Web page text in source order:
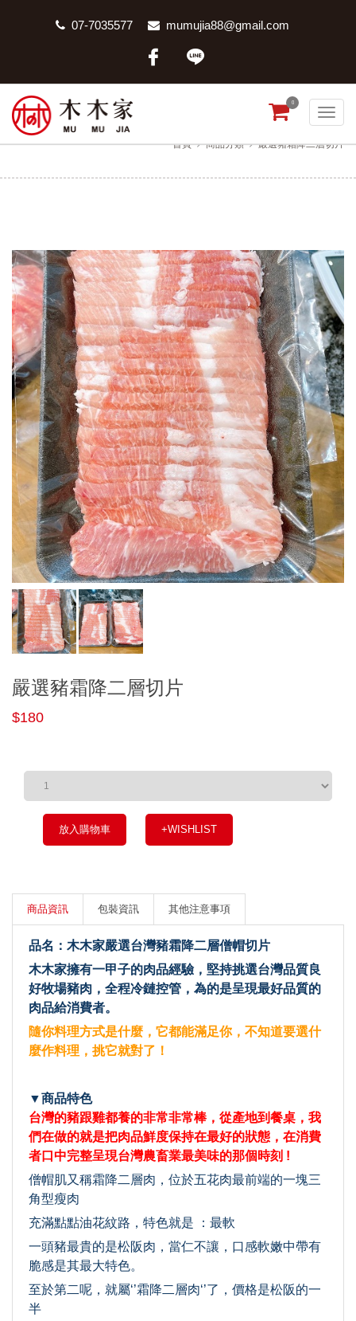
07-7035577 mumujia88@gmail.com
0
嚴選豬霜降二層切片
首頁 商品分類 嚴選豬霜降二層切片
嚴選豬霜降二層切片
$180
放入購物車 +WISHLIST
商品資訊 包裝資訊 其他注意事項
品名：木木家嚴選台灣豬霜降二層僧帽切片
木木家擁有一甲子的肉品經驗，堅持挑選台灣品質良
好牧場豬肉，全程冷鏈控管，為的是呈現最好品質的
肉品給消費者。
隨你料理方式是什麼，它都能滿足你，不知道要選什
麼作料理，挑它就對了！
▼商品特色
台灣的豬跟雞都養的非常非常棒，從產地到餐桌，我
們在做的就是把肉品鮮度保持在最好的狀態，在消費
者口中完整呈現台灣農畜業最美味的那個時刻 !
僧帽肌又稱霜降二層肉，位於五花肉最前端的一塊三
角型瘦肉
充滿點點油花紋路，特色就是 ：最軟
一頭豬最貴的是松阪肉，當仁不讓，口感軟嫩中帶有
脆感是其最大特色。
至於第二呢，就屬‘’霜降二層肉‘’了，價格是松阪的一
半